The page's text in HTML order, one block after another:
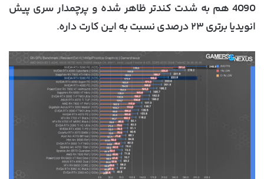
4090 هم به شدت کندتر ظاهر شده و پرچمدار سری پیش
انویدیا برتری ۲۳ درصدی نسبت به این کارت داره.